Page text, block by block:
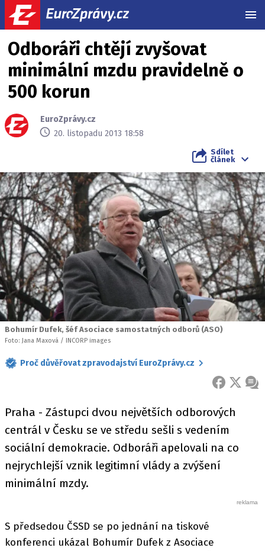
Odboráři chtějí zvyšovat
minimální mzdu pravidelně o
500 korun
EuroZprávy.cz
20. listopadu 2013 18:58
Sdílet
článek
Bohumír Dufek, šéf Asociace samostatných odborů (ASO)
Foto: Jana Maxová / INCORP images
Proč důvěřovat zpravodajství EuroZprávy.cz
FACEBOOK
X
Praha - Zástupci dvou největších odborových
centrál v Česku se ve středu sešli s vedením
sociální demokracie. Odboráři apelovali na co
nejrychlejší vznik legitimní vlády a zvýšení
minimální mzdy.
S předsedou ČSSD se po jednání na tiskové
konferenci ukázal Bohumír Dufek z Asociace